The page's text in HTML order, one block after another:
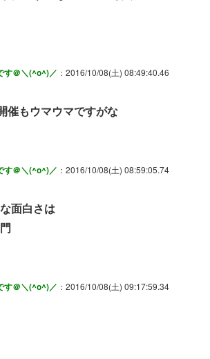
す＠＼(^o^)／ ：2016/10/08(土) 08:49:40.46
催もウマウマですがな
す＠＼(^o^)／ ：2016/10/08(土) 08:59:05.74
面白さは
す＠＼(^o^)／ ：2016/10/08(土) 09:17:59.34